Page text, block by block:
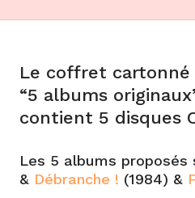
Le coffret cartonné
“5 albums
contient 5 disques
Les 5 albums proposés
& Débranche ! (1984) &